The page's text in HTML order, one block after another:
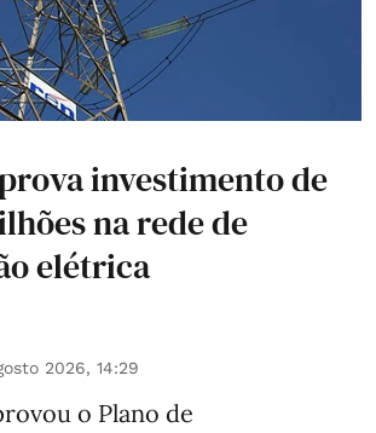
investimento de
na rede de
elétrica
2026, 14:29
o Plano de